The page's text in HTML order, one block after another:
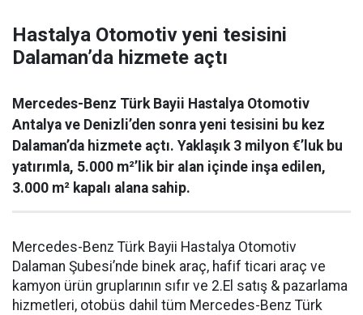
Hastalya Otomotiv yeni tesisini
Dalaman’da hizmete açtı
Mercedes-Benz Türk Bayii Hastalya Otomotiv
Antalya ve Denizli’den sonra yeni tesisini bu kez
Dalaman’da hizmete açtı. Yaklaşık 3 milyon €’luk bu
yatırımla, 5.000 m²’lik bir alan içinde inşa edilen,
3.000 m² kapalı alana sahip.
Mercedes-Benz Türk Bayii Hastalya Otomotiv
Dalaman Şubesi’nde binek araç, hafif ticari araç ve
kamyon ürün gruplarının sıfır ve 2.El satış & pazarlama
hizmetleri, otobüs dahil tüm Mercedes-Benz Türk